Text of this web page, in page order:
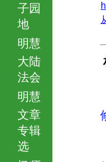
子园
地
明慧
大陆
法会
明慧
文章
专辑
选